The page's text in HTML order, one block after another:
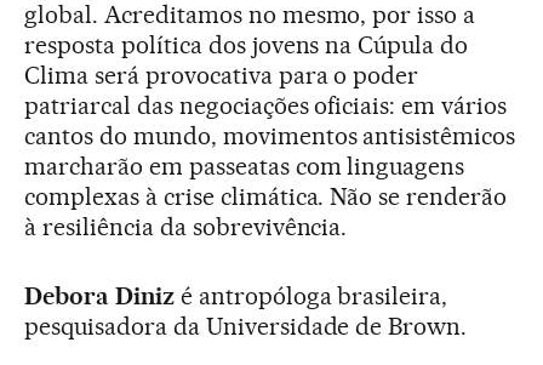
global. Acreditamos no mesmo, por isso a
resposta política dos jovens na Cúpula do
Clima será provocativa para o poder
patriarcal das negociações oficiais: em vários
cantos do mundo, movimentos antisistêmicos
marcharão em passeatas com linguagens
complexas à crise climática. Não se renderão
à resiliência da sobrevivência.
Debora Dinizé antropóloga brasileira,
pesquisadora da Universidade de Brown.